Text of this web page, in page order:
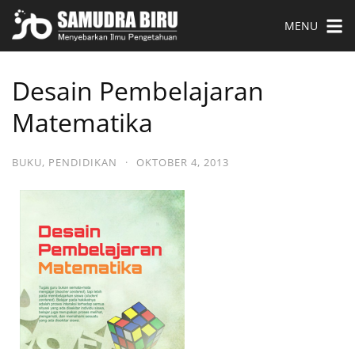
MENU
Desain Pembelajaran
Matematika
BUKU, PENDIDIKAN · OKTOBER 4, 2013